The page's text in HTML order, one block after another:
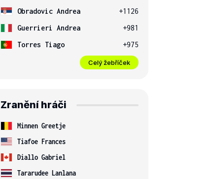
Obradovic Andrea
+1126
Guerrieri Andrea
+981
Torres Tiago
+975
Celý žebříček
Zranění hráči
Minnen Greetje
Tiafoe Frances
Diallo Gabriel
Tararudee Lanlana